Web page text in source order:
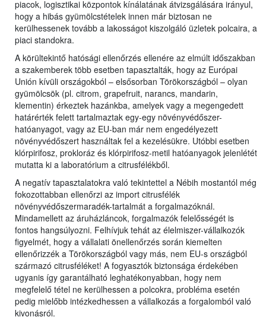
piacok, logisztikai központok kínálatának átvizsgálására irányul,
hogy a hibás gyümölcstételek innen már biztosan ne
kerülhessenek tovább a lakosságot kiszolgáló üzletek polcaira, a
piaci standokra.
A körültekintő hatósági ellenőrzés ellenére az elmúlt időszakban
a szakemberek több esetben tapasztalták, hogy az Európai
Unión kívüli országokból – elsősorban Törökországból – olyan
gyümölcsök (pl. citrom, grapefruit, narancs, mandarin,
klementin) érkeztek hazánkba, amelyek vagy a megengedett
határérték felett tartalmaztak egy-egy növényvédőszer-
hatóanyagot, vagy az EU-ban már nem engedélyezett
növényvédőszert használtak fel a kezelésükre. Utóbbi esetben
klórpirifosz, prokloráz és klórpirifosz-metil hatóanyagok jelenlétét
mutatta ki a laboratórium a citrusfélékből.
A negatív tapasztalatokra való tekintettel a Nébih mostantól még
fokozottabban ellenőrzi az import citrusfélék
növényvédőszermaradék-tartalmát a forgalmazóknál.
Mindamellett az áruházláncok, forgalmazók felelősségét is
fontos hangsúlyozni. Felhívjuk tehát az élelmiszer-vállalkozók
figyelmét, hogy a vállalati önellenőrzés során kiemelten
ellenőrizzék a Törökországból vagy más, nem EU-s országból
származó citrusféléket! A fogyasztók biztonsága érdekében
ugyanis így garantálható leghatékonyabban, hogy nem
megfelelő tétel ne kerülhessen a polcokra, probléma esetén
pedig mielőbb intézkedhessen a vállalkozás a forgalomból való
kivonásról.